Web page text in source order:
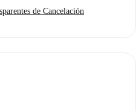
de Cancelación